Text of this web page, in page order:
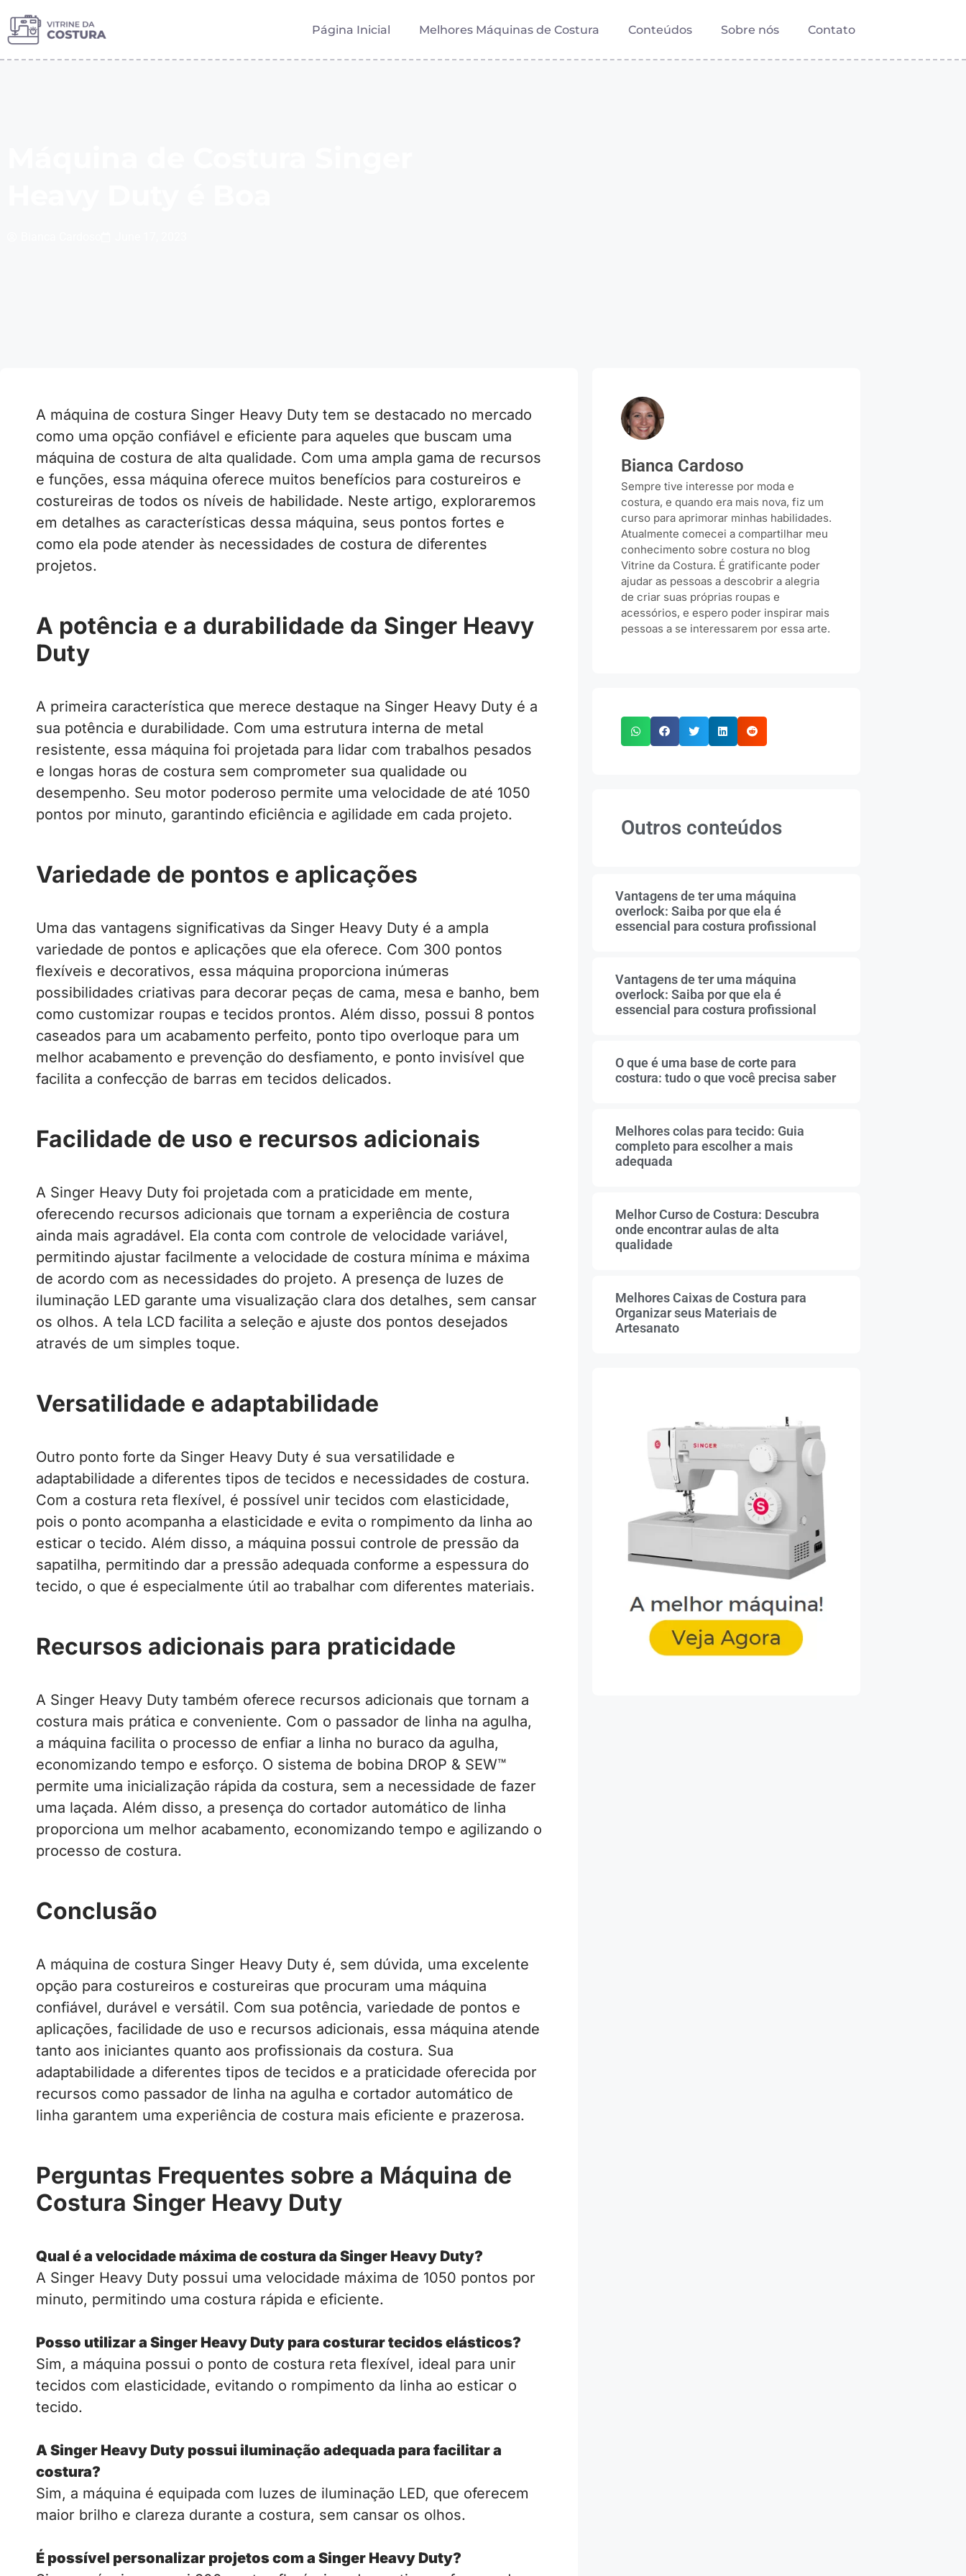
Página Inicial Melhores Máquinas de Costura Conteúdos Sobre nós Contato
A máquina de costura Singer Heavy Duty tem se destacado no mercado
como uma opção confiável e eficiente para aqueles que buscam uma
máquina de costura de alta qualidade. Com uma ampla gama de recursos
e funções, essa máquina oferece muitos benefícios para costureiros e
costureiras de todos os níveis de habilidade. Neste artigo, exploraremos
em detalhes as características dessa máquina, seus pontos fortes e
como ela pode atender às necessidades de costura de diferentes
projetos.
A potência e a durabilidade da Singer Heavy
Duty
A primeira característica que merece destaque na Singer Heavy Duty é a
sua potência e durabilidade. Com uma estrutura interna de metal
resistente, essa máquina foi projetada para lidar com trabalhos pesados
e longas horas de costura sem comprometer sua qualidade ou
desempenho. Seu motor poderoso permite uma velocidade de até 1050
pontos por minuto, garantindo eficiência e agilidade em cada projeto.
Variedade de pontos e aplicações
Uma das vantagens significativas da Singer Heavy Duty é a ampla
variedade de pontos e aplicações que ela oferece. Com 300 pontos
flexíveis e decorativos, essa máquina proporciona inúmeras
possibilidades criativas para decorar peças de cama, mesa e banho, bem
como customizar roupas e tecidos prontos. Além disso, possui 8 pontos
caseados para um acabamento perfeito, ponto tipo overloque para um
melhor acabamento e prevenção do desfiamento, e ponto invisível que
facilita a confecção de barras em tecidos delicados.
Facilidade de uso e recursos adicionais
A Singer Heavy Duty foi projetada com a praticidade em mente,
oferecendo recursos adicionais que tornam a experiência de costura
ainda mais agradável. Ela conta com controle de velocidade variável,
permitindo ajustar facilmente a velocidade de costura mínima e máxima
de acordo com as necessidades do projeto. A presença de luzes de
iluminação LED garante uma visualização clara dos detalhes, sem cansar
os olhos. A tela LCD facilita a seleção e ajuste dos pontos desejados
através de um simples toque.
Versatilidade e adaptabilidade
Outro ponto forte da Singer Heavy Duty é sua versatilidade e
adaptabilidade a diferentes tipos de tecidos e necessidades de costura.
Com a costura reta flexível, é possível unir tecidos com elasticidade,
pois o ponto acompanha a elasticidade e evita o rompimento da linha ao
esticar o tecido. Além disso, a máquina possui controle de pressão da
sapatilha, permitindo dar a pressão adequada conforme a espessura do
tecido, o que é especialmente útil ao trabalhar com diferentes materiais.
Recursos adicionais para praticidade
A Singer Heavy Duty também oferece recursos adicionais que tornam a
costura mais prática e conveniente. Com o passador de linha na agulha,
a máquina facilita o processo de enfiar a linha no buraco da agulha,
economizando tempo e esforço. O sistema de bobina DROP & SEW™
permite uma inicialização rápida da costura, sem a necessidade de fazer
uma laçada. Além disso, a presença do cortador automático de linha
proporciona um melhor acabamento, economizando tempo e agilizando o
processo de costura.
Conclusão
A máquina de costura Singer Heavy Duty é, sem dúvida, uma excelente
opção para costureiros e costureiras que procuram uma máquina
confiável, durável e versátil. Com sua potência, variedade de pontos e
aplicações, facilidade de uso e recursos adicionais, essa máquina atende
tanto aos iniciantes quanto aos profissionais da costura. Sua
adaptabilidade a diferentes tipos de tecidos e a praticidade oferecida por
recursos como passador de linha na agulha e cortador automático de
linha garantem uma experiência de costura mais eficiente e prazerosa.
Perguntas Frequentes sobre a Máquina de
Costura Singer Heavy Duty
Qual é a velocidade máxima de costura da Singer Heavy Duty?
A Singer Heavy Duty possui uma velocidade máxima de 1050 pontos por
minuto, permitindo uma costura rápida e eficiente.
Posso utilizar a Singer Heavy Duty para costurar tecidos elásticos?
Sim, a máquina possui o ponto de costura reta flexível, ideal para unir
tecidos com elasticidade, evitando o rompimento da linha ao esticar o
tecido.
A Singer Heavy Duty possui iluminação adequada para facilitar a
costura?
Sim, a máquina é equipada com luzes de iluminação LED, que oferecem
maior brilho e clareza durante a costura, sem cansar os olhos.
É possível personalizar projetos com a Singer Heavy Duty?
Bianca Cardoso
Sempre tive interesse por moda e
costura, e quando era mais nova, fiz um
curso para aprimorar minhas habilidades.
Atualmente comecei a compartilhar meu
conhecimento sobre costura no blog
Vitrine da Costura. É gratificante poder
ajudar as pessoas a descobrir a alegria
de criar suas próprias roupas e
acessórios, e espero poder inspirar mais
pessoas a se interessarem por essa arte.
Outros conteúdos
Vantagens de ter uma máquina
overlock: Saiba por que ela é
essencial para costura profissional
Vantagens de ter uma máquina
overlock: Saiba por que ela é
essencial para costura profissional
O que é uma base de corte para
costura: tudo o que você precisa saber
Melhores colas para tecido: Guia
completo para escolher a mais
adequada
Melhor Curso de Costura: Descubra
onde encontrar aulas de alta
qualidade
Melhores Caixas de Costura para
Organizar seus Materiais de
Artesanato